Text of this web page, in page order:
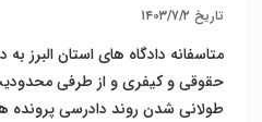
تاریخ ۱۴۰۳/۷/۲
متاسفانه دادگاه های استان البرز
حقوقی و کیفری و از طرفی
طولانی شدن روند دادرسی